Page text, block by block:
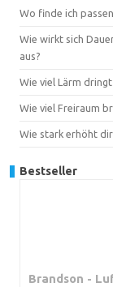
Wo finde ich
Wie wirkt sich
aus?
Wie viel Lärm
Wie viel Freiraum
Wie stark erhöht
Bestseller
Brandson -